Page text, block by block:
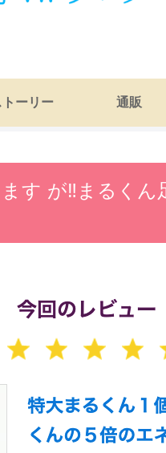
ーリー 通販
す が‼️まるく